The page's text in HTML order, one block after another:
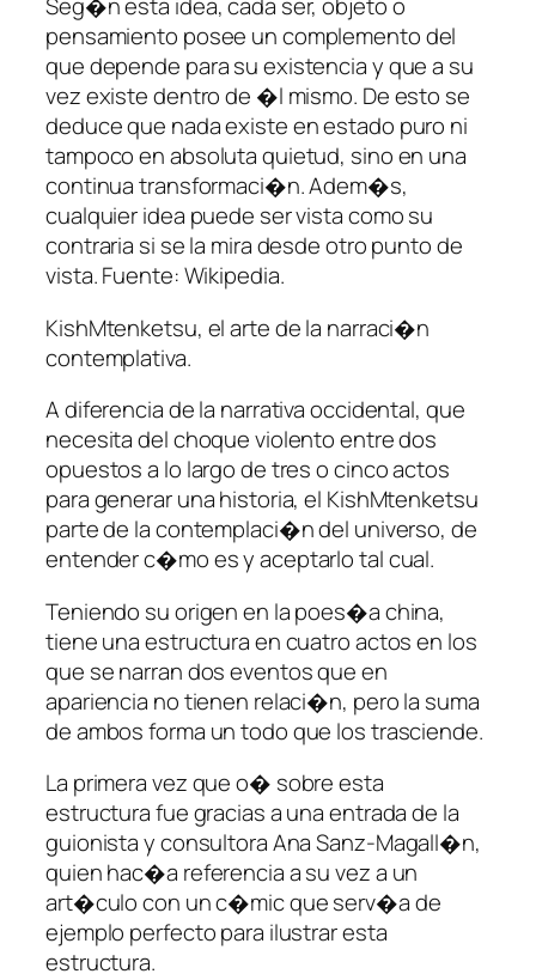
pensamiento posee un complemento del
que depende para su existencia y que a su
vez existe dentro de �l mismo. De esto se
deduce que nada existe en estado puro ni
tampoco en absoluta quietud, sino en una
continua transformaci�n. Adem�s,
cualquier idea puede ser vista como su
contraria si se la mira desde otro punto de
vista. Fuente: Wikipedia.
KishMtenketsu, el arte de la narraci�n
contemplativa.
A diferencia de la narrativa occidental, que
necesita del choque violento entre dos
opuestos a lo largo de tres o cinco actos
para generar una historia, el KishMtenketsu
parte de la contemplaci�n del universo, de
entender c�mo es y aceptarlo tal cual.
Teniendo su origen en la poes�a china,
tiene una estructura en cuatro actos en los
que se narran dos eventos que en
apariencia no tienen relaci�n, pero la suma
de ambos forma un todo que los trasciende.
La primera vez que o� sobre esta
estructura fue gracias a una entrada de la
guionista y consultora Ana Sanz-Magall�n,
quien hac�a referencia a su vez a un
art�culo con un c�mic que serv�a de
ejemplo perfecto para ilustrar esta
estructura.